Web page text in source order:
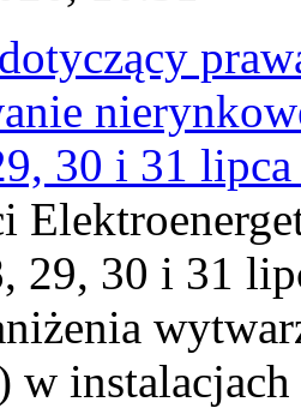
30 i 31
29, 30 i 31
w